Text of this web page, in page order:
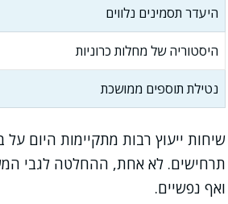
היעדר תסמינים נלווים
היסטוריה של מחלות כרוניות
נטילת תוספים ממושכת
שיחות ייעוץ רבות מתקיימות היום
תרחישים. לא אחת, ההחלטה לגבי
ואף נפשיים.